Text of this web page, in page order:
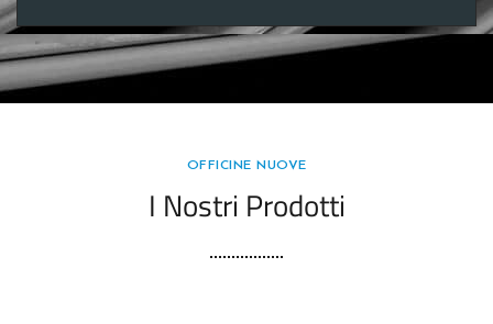
OFFICINE NUOVE
I Nostri Prodotti